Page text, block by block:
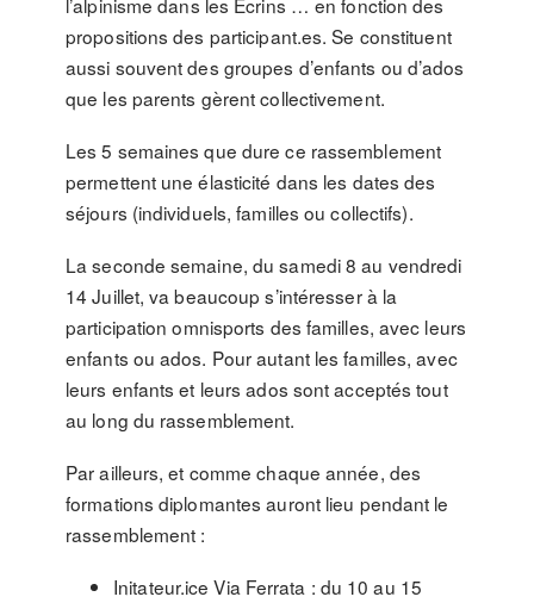
propositions des participant.es. Se constituent
aussi souvent des groupes d’enfants ou d’ados
que les parents gèrent collectivement.
Les 5 semaines que dure ce rassemblement
permettent une élasticité dans les dates des
séjours (individuels, familles ou collectifs).
La seconde semaine, du samedi 8 au vendredi
14 Juillet, va beaucoup s’intéresser à la
participation omnisports des familles, avec leurs
enfants ou ados. Pour autant les familles, avec
leurs enfants et leurs ados sont acceptés tout
au long du rassemblement.
Par ailleurs, et comme chaque année, des
formations diplomantes auront lieu pendant le
rassemblement :
Initateur.ice Via Ferrata : du 10 au 15